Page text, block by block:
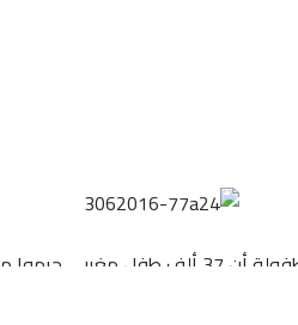
افاد تقرير صادر عن منظمة الامم المتحدة